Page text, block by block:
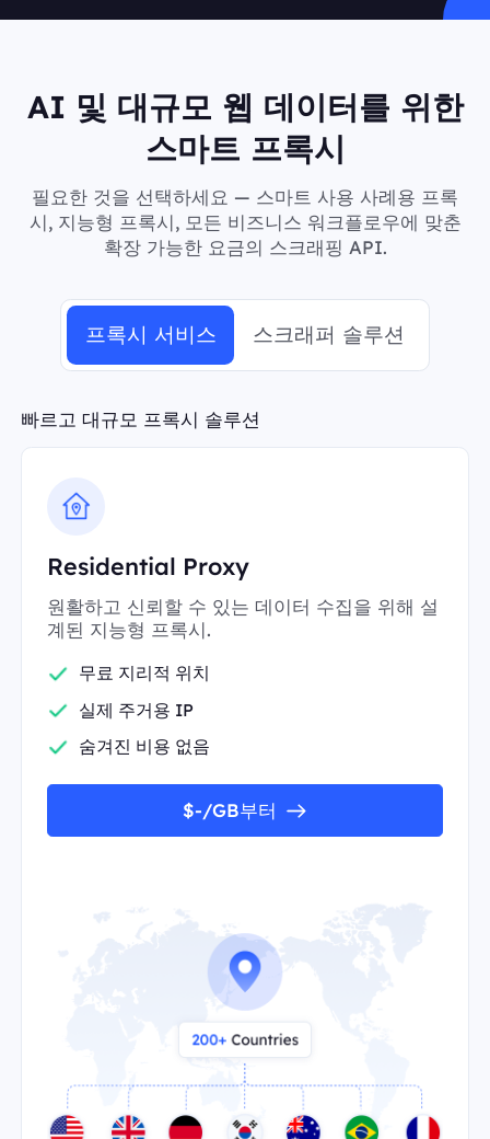
AI 및 대규모 웹 데이터를 위한
스마트 프록시
필요한 것을 선택하세요 — 스마트 사용 사례용 프록
시, 지능형 프록시, 모든 비즈니스 워크플로우에 맞춘
확장 가능한 요금의 스크래핑 API.
프록시 서비스 스크래퍼 솔루션
빠르고 대규모 프록시 솔루션
Residential Proxy
원활하고 신뢰할 수 있는 데이터 수집을 위해 설
계된 지능형 프록시.
무료 지리적 위치
실제 주거용 IP
숨겨진 비용 없음
$-/GB부터